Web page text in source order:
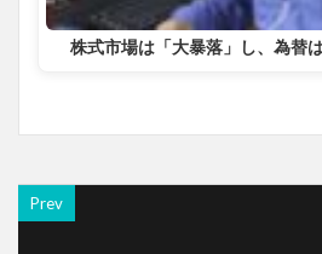
株式市場は「大暴落」し、為替
Prev